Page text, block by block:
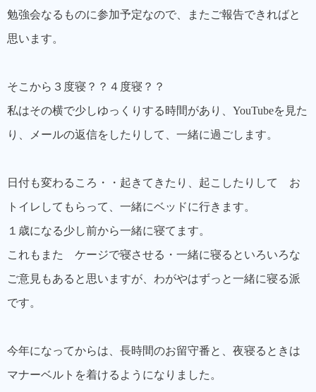
勉強会なるものに参加予定なので、またご報告できればと
思います。
そこから３度寝？？４度寝？？
私はその横で少しゆっくりする時間があり、YouTubeを見た
り、メールの返信をしたりして、一緒に過ごします。
日付も変わるころ・・起きてきたり、起こしたりして お
トイレしてもらって、一緒にベッドに行きます。
１歳になる少し前から一緒に寝てます。
これもまた ケージで寝させる・一緒に寝るといろいろな
ご意見もあると思いますが、わがやはずっと一緒に寝る派
です。
今年になってからは、長時間のお留守番と、夜寝るときは
マナーベルトを着けるようになりました。